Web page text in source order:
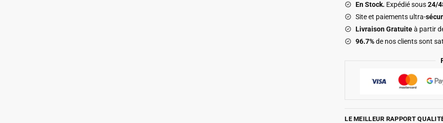
2026
2027
Mbappe
En Stock. Expédié sous24/
Site et paiements ultra-
Livraison Gratuiteà partir
96.7%de nos clients sont
LE MEILLEUR RAPPORT